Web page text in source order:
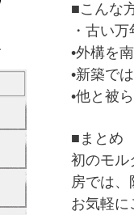
■こんな
・ 古い万
•外構を
•新築で
•他と被
■ まとめ
初のモル
房では、
お気軽に